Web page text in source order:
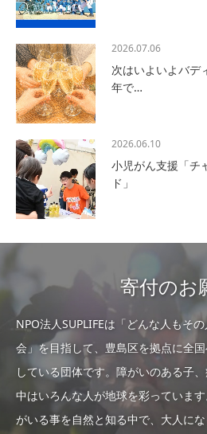
2026.07.06
次はいよいよバデ
年で…
2026.06.10
小児がん支援「チ
ド」
寄付のお
NPO法人SUPLIFEは「どんな人もそ
会」を目指して、豊島区を拠点に全
している団体です。障がいのある子
中はいろんな人が地球を彩っていま
がいる事を自然と知る中で、大人に